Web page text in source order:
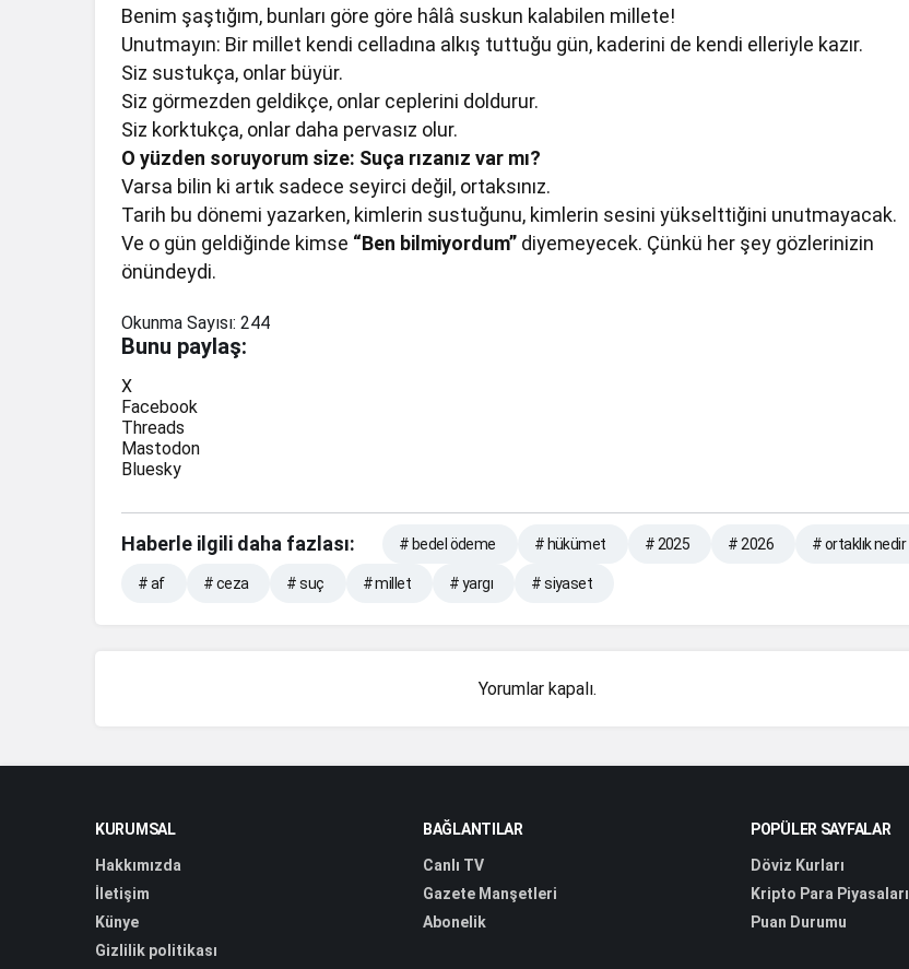
Benim şaştığım, bunları göre göre hâlâ suskun kalabilen millete!
Unutmayın: Bir millet kendi celladına alkış tuttuğu gün, kaderini de kendi elleriyle kazır.
Siz sustukça, onlar büyür.
Siz görmezden geldikçe, onlar ceplerini doldurur.
Siz korktukça, onlar daha pervasız olur.
O yüzden soruyorum size: Suça rızanız var mı?
Varsa bilin ki artık sadece seyirci değil, ortaksınız.
Tarih bu dönemi yazarken, kimlerin sustuğunu, kimlerin sesini yükselttiğini unutmayacak.
Ve o gün geldiğinde kimse “Ben bilmiyordum” diyemeyecek. Çünkü her şey gözlerinizin
önündeydi.
Okunma Sayısı: 244
Bunu paylaş:
X
Facebook
Threads
Mastodon
Bluesky
Haberle ilgili daha fazlası: # bedel ödeme # hükümet # 2025 # 2026 # ortaklık nedir
# af # ceza # suç # millet # yargı # siyaset
Yorumlar kapalı.
KURUMSAL
Hakkımızda
İletişim
Künye
Gizlilik politikası
BAĞLANTILAR
Canlı TV
Gazete Manşetleri
Abonelik
POPÜLER SAYFALAR
Döviz Kurları
Kripto Para Piyasaları
Puan Durumu